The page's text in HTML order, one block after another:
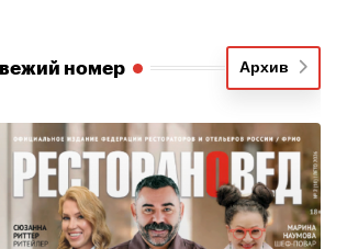
номер Архив